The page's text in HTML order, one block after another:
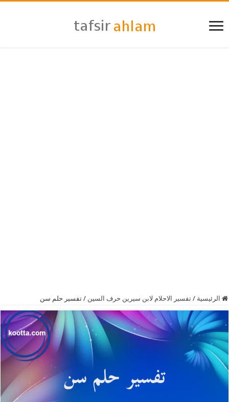
الرئيسية / تفسير الاحلام لابن سيرين حرف السين / تفسير حلم سن